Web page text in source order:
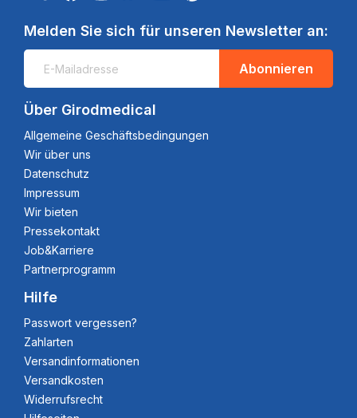
Melden Sie sich für unseren Newsletter an:
Abonnieren
Über Girodmedical
Allgemeine Geschäftsbedingungen
Wir über uns
Datenschutz
Impressum
Wir bieten
Pressekontakt
Job&Karriere
Partnerprogramm
Hilfe
Passwort vergessen?
Zahlarten
Versandinformationen
Versandkosten
Widerrufsrecht